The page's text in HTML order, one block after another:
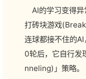
AI的学习变得
打砖块游戏
连球都接不住的
0轮后，它自行发
nneling)」策略。